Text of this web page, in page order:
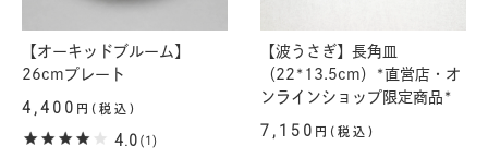
【オーキッドブルーム】
26cmプレート
4,400 円(税込)
4.0 (1)
【波うさぎ】長角皿
（22*13.5cm）*直営店・オ
ンラインショップ限定商品*
7,150 円(税込)